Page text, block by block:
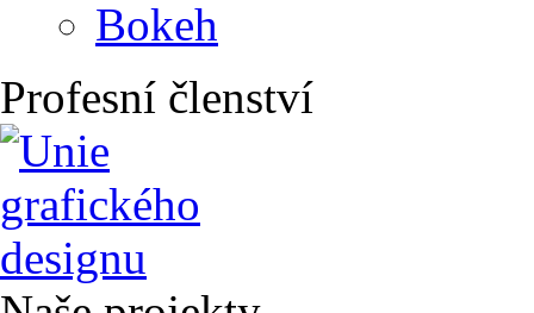
Bokeh
Profesní členství